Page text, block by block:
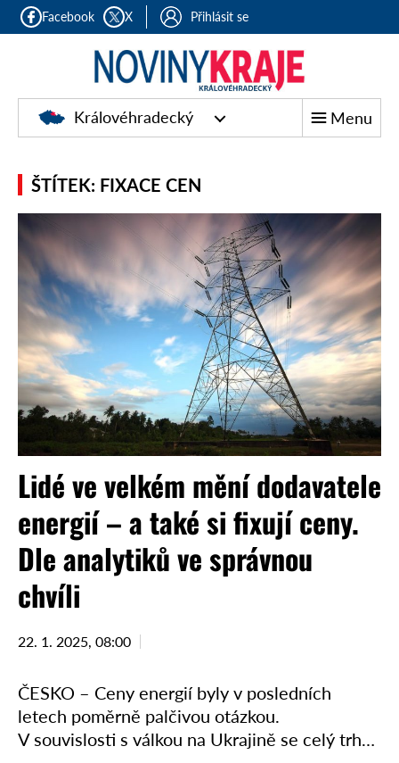
Facebook X Přihlásit se
Královéhradecký Menu
ŠTÍTEK: FIXACE CEN
Lidé ve velkém mění dodavatele
energií – a také si fixují ceny.
Dle analytiků ve správnou
chvíli
22. 1. 2025, 08:00
ČESKO – Ceny energií byly v posledních
letech poměrně palčivou otázkou.
V souvislosti s válkou na Ukrajině se celý trh